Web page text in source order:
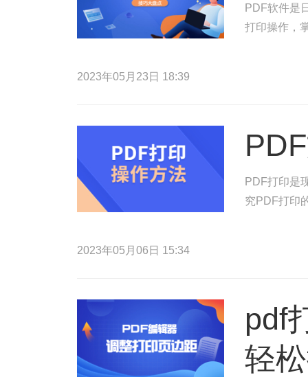
PDF软件是
打印操作，
2023年05月23日 18:39
PDF打印是
究PDF打印
2023年05月06日 15:34
pdf
轻